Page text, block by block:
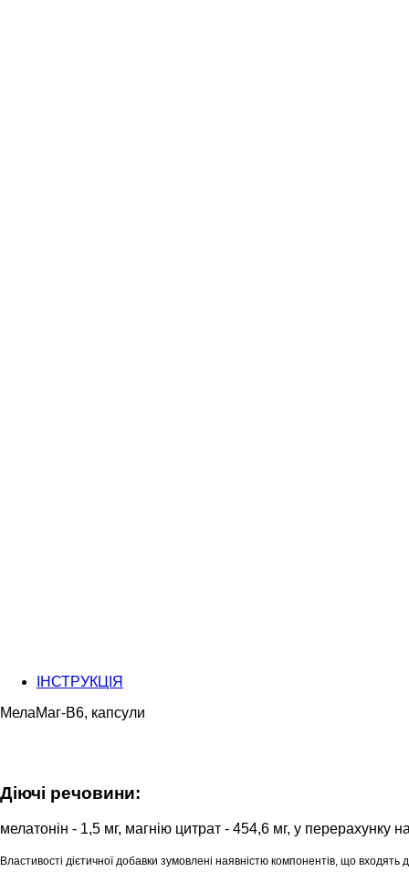
ІНСТРУКЦІЯ
МелаМаг-В6, капсули
Діючі речовини:
мелатонін - 1,5 мг, магнію цитрат - 454,6 мг, у перерахунку
Властивості дієтичної добавки зумовлені наявністю компонентів, що входять